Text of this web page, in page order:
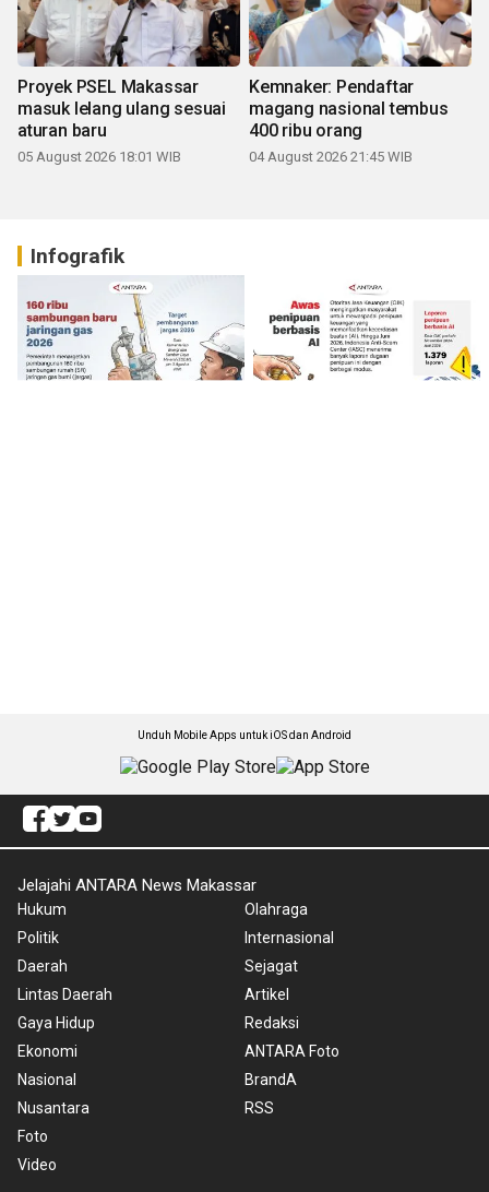
Proyek PSEL Makassar
masuk lelang ulang sesuai
aturan baru
05 August 2026 18:01 WIB
Kemnaker: Pendaftar
magang nasional tembus
400 ribu orang
04 August 2026 21:45 WIB
Infografik
Unduh Mobile Apps untuk iOS dan Android
Jelajahi ANTARA News Makassar
Hukum
Politik
Daerah
Lintas Daerah
Gaya Hidup
Ekonomi
Nasional
Nusantara
Foto
Video
Olahraga
Internasional
Sejagat
Artikel
Redaksi
ANTARA Foto
BrandA
RSS